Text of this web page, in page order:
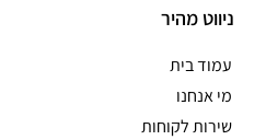
ניווט מהיר
עמוד בית
מי אנחנו
שירות לקוחות